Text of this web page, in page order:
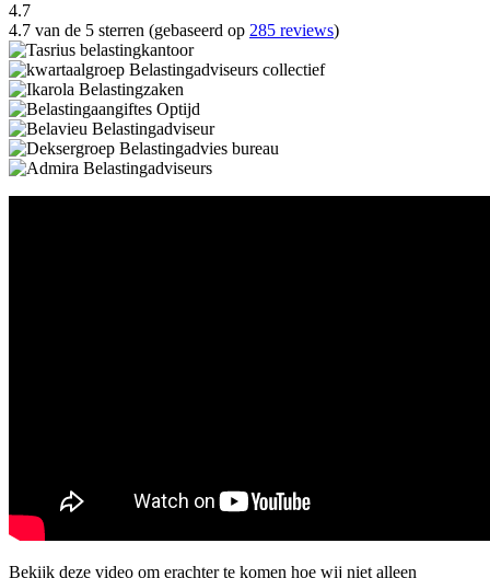
4.7
4.7 van de 5 sterren (gebaseerd op 285 reviews)
Bekijk deze video om erachter te komen hoe wij niet alleen